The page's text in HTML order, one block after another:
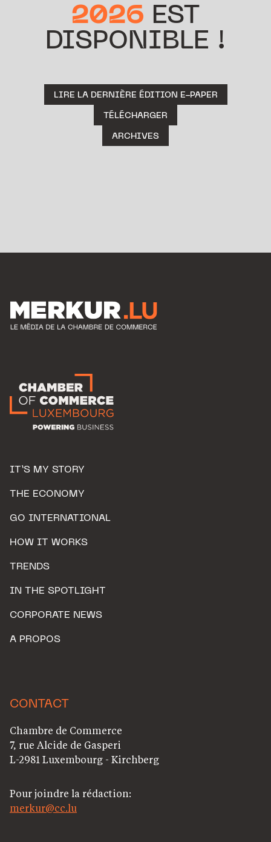
2026 EST
DISPONIBLE !
LIRE LA DERNIÈRE ÉDITION E-PAPER
TÉLÉCHARGER
ARCHIVES
IT’S MY STORY
THE ECONOMY
GO INTERNATIONAL
HOW IT WORKS
TRENDS
IN THE SPOTLIGHT
CORPORATE NEWS
A PROPOS
CONTACT
Chambre de Commerce
7, rue Alcide de Gasperi
L-2981 Luxembourg - Kirchberg
Pour joindre la rédaction:
merkur@cc.lu